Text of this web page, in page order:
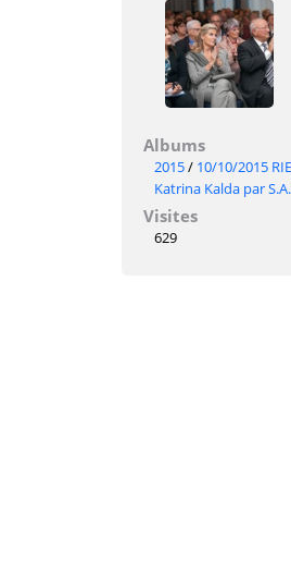
Albums
2015/ 10/10/2015
Katrina Kalda par
Visites
629